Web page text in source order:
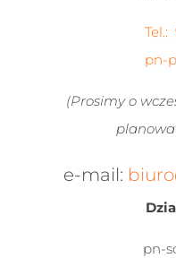
Tel.:
pn-
(Prosimy o
e-mail:
pn-